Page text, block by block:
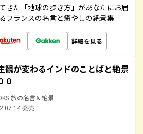
きた「地球の歩き方」があなたにお届
フランスの名言と癒やしの絶景集
詳細を見る
観が変わるインドのことばと絶景
０
旅の名言＆絶景
発売